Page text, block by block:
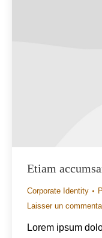
Etiam
Corporate Identity
Laisser un
Lorem ipsum